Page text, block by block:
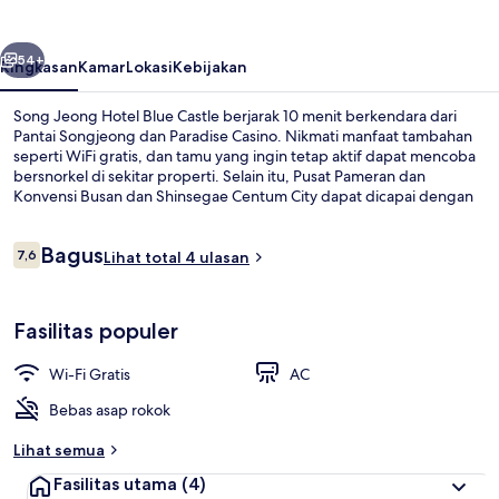
Berikutnya
54+
RingkasanKamarLokasiKebijakan
Song Jeong Hotel Blue Castle berjarak 10 menit berkendara dari
Pantai Songjeong dan Paradise Casino. Nikmati manfaat tambahan
seperti WiFi gratis, dan tamu yang ingin tetap aktif dapat mencoba
bersnorkel di sekitar properti. Selain itu, Pusat Pameran dan
Konvensi Busan dan Shinsegae Centum City dapat dicapai dengan
Songjeong hanya beberapa langkah dan Stasiun Songjeong
Ulasan
7,67,6 dari 10
BagusLihat total 4 ulasan
Fasilitas populer
Wi-Fi Gratis
AC
Bebas asap rokok
Lihat semua
Fasilitas utama (4)